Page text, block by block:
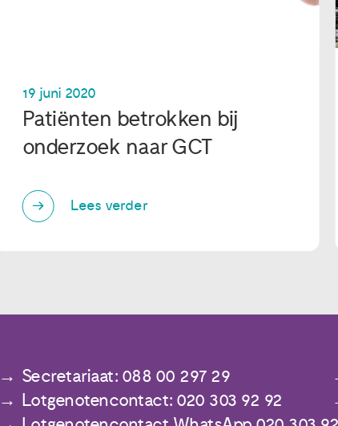
19 juni 2020
Patiënten betrokken bij
onderzoek naar GCT
Lees verder
Secretariaat: 088 00 297 29
Lotgenotencontact: 020 303 92 92